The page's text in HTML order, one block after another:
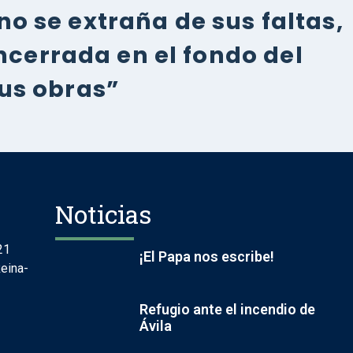
se extraña de sus faltas,
en el fondo del
obras”
Noticias
¡El Papa nos escribe!
Refugio ante el incendio de
Ávila